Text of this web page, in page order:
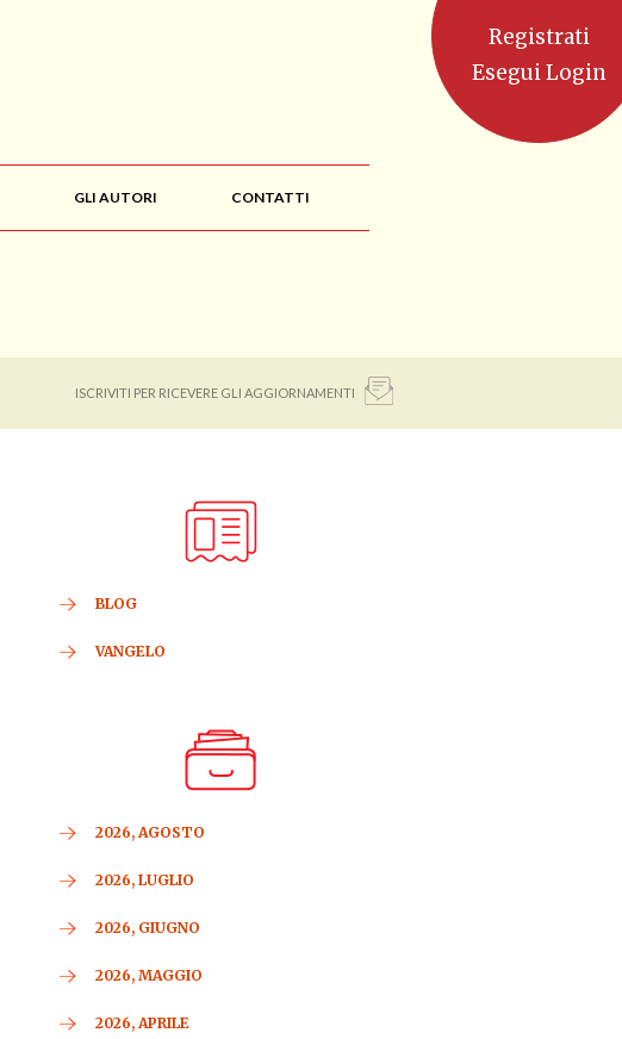
GLI AUTORI CONTATTI
ISCRIVITI PER RICEVERE GLI AGGIORNAMENTI
BLOG
VANGELO
2026, AGOSTO
2026, LUGLIO
2026, GIUGNO
2026, MAGGIO
2026, APRILE
Registrati
Esegui Login